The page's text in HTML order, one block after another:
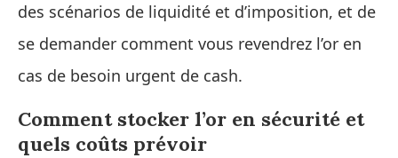
des scénarios de liquidité et d’imposition, et de
se demander comment vous revendrez l’or en
cas de besoin urgent de cash.
Comment stocker l’or en sécurité et
quels coûts prévoir